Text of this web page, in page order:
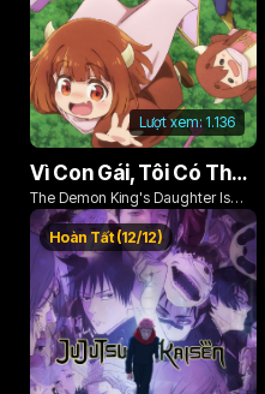
Lượt xem:1.136
Vì Con Gái, Tôi Có Thể Đánh Bại Cả Ma Vương
The Demon King's Daughter Is
Too Kind!!
Hoàn Tất (12/12)